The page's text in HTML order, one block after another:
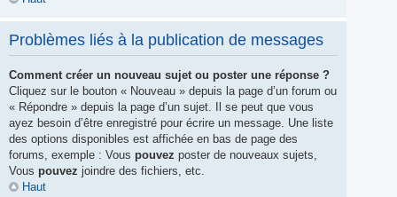
Problèmes liés à la publication de messages
Comment créer un nouveau sujet ou poster une réponse ?
Cliquez sur le bouton « Nouveau » depuis la page d’un forum ou
« Répondre » depuis la page d’un sujet. Il se peut que vous
ayez besoin d’être enregistré pour écrire un message. Une liste
des options disponibles est affichée en bas de page des
forums, exemple : Vous pouvez poster de nouveaux sujets,
Vous pouvez joindre des fichiers, etc.
Haut